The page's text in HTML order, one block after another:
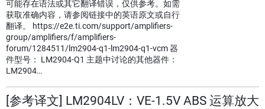
可能存在语法或其它翻译错误，仅供参考。如需
获取准确内容，请参阅链接中的英语原文或自行
翻译。 https://e2e.ti.com/support/amplifiers-
group/amplifiers/f/amplifiers-
forum/1284511/lm2904-q1-lm2904-q1-vcm 器
件型号： LM2904-Q1 主题中讨论的其他器件：
LM2904…
[参考译文] LM2904LV：VE-1.5V ABS 运算放大